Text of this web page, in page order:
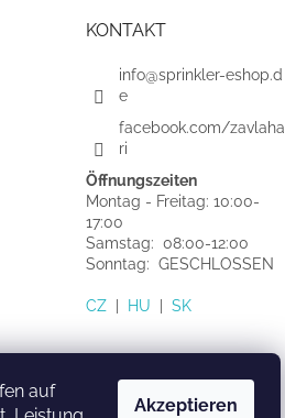
auf
Akzeptieren
KONTAKT
info@sprinkler-eshop.d
e
facebook.com/zavlaha
ri
Öffnungszeiten
Montag - Freitag: 10:00-
17:00
Samstag: 08:00-12:00
Sonntag: GESCHLOSSEN
CZ| HU SK